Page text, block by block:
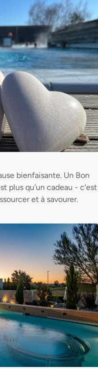
bienfaisante. Un Bon
plus qu'un cadeau - c'est
et à savourer.